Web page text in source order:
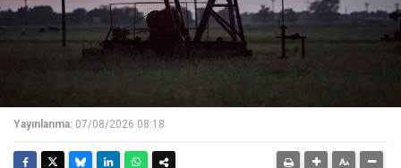
Yayınlanma: 07/08/2026 08:18